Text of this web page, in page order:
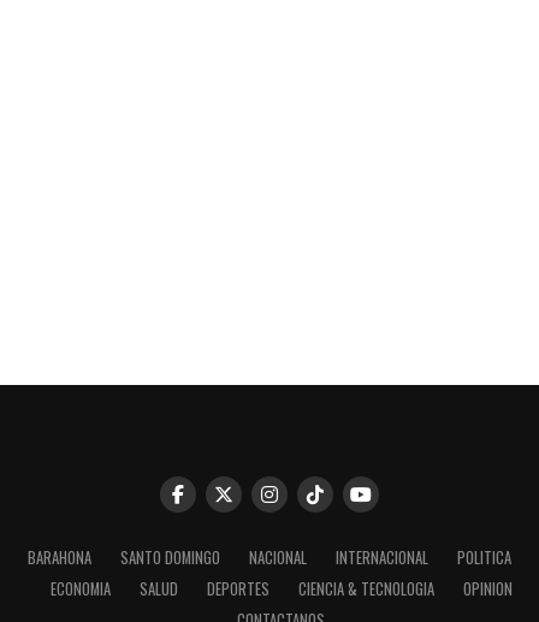
BARAHONA SANTO DOMINGO NACIONAL INTERNACIONAL
POLITICA
ECONOMIA
SALUD DEPORTES CIENCIA & TECNOLOGIA
OPINION